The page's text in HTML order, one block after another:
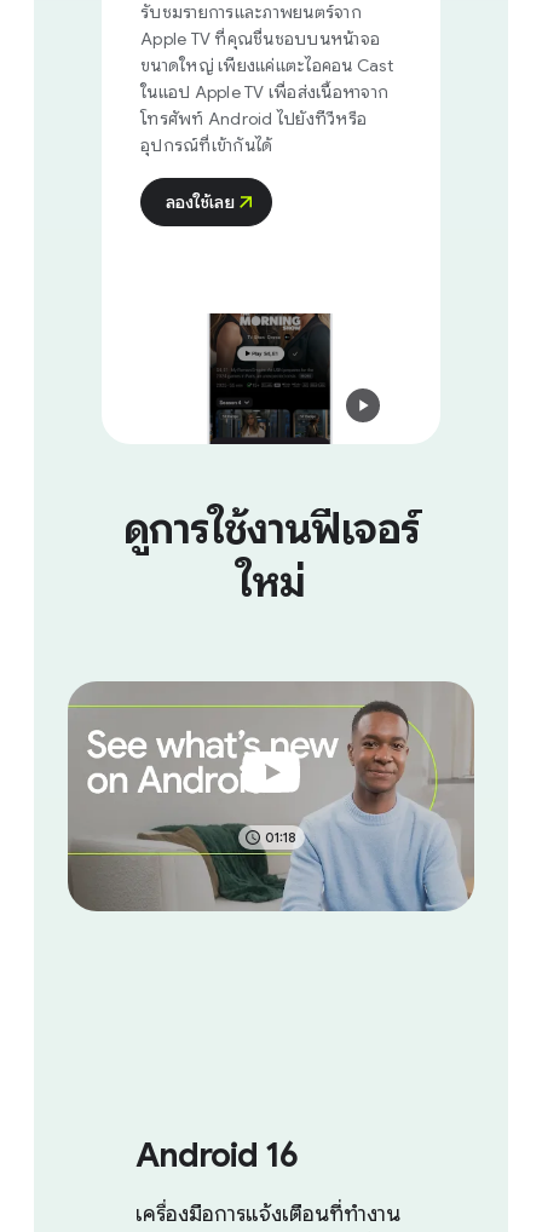
รับชมรายการและภาพยนตร์จาก
Apple TV ที่คุณชื่นชอบบนหน้าจอ
ขนาดใหญ่ เพียงแค่แตะไอคอน Cast
ในแอป Apple TV เพื่อส่งเนื้อหาจาก
โทรศัพท์ Android ไปยังทีวีหรือ
อุปกรณ์ที่เข้ากันได้
ลองใช้เลย
ดูการใช้งานฟีเจอร์
ใหม่
01:18
Android 16
เครื่องมือการแจ้งเตือนที่ทำงาน